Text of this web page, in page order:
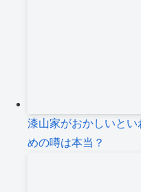
漆山家がおかしいと
めの噂は本当？